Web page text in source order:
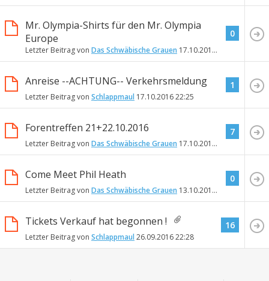
Mr. Olympia-Shirts für den Mr. Olympia
Europe
Letzter Beitrag von Das Schwäbische Grauen 17.10.2016
0
Anreise --ACHTUNG-- Verkehrsmeldung
Letzter Beitrag von Schlappmaul 17.10.201622:25
1
Forentreffen 21+22.10.2016
Letzter Beitrag von Das Schwäbische Grauen 17.10.2016
7
Come Meet Phil Heath
Letzter Beitrag von Das Schwäbische Grauen 13.10.2016
0
Tickets Verkauf hat begonnen !
Letzter Beitrag von Schlappmaul26.09.201622:28
16